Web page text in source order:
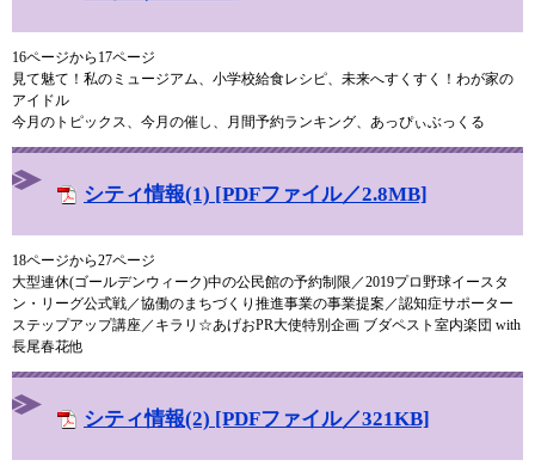
16ページから17ページ
見て魅て！私のミュージアム、小学校給食レシピ、未来へすくすく！わが家の
アイドル
今月のトピックス、今月の催し、月間予約ランキング、あっぴぃぶっくる
シティ情報(1) [PDFファイル／2.8MB]
18ページから27ページ
大型連休(ゴールデンウィーク)中の公民館の予約制限／2019プロ野球イースタ
ン・リーグ公式戦／協働のまちづくり推進事業の事業提案／認知症サポーター
ステップアップ講座／キラリ☆あげおPR大使特別企画 ブダペスト室内楽団 with
長尾春花他
シティ情報(2) [PDFファイル／321KB]